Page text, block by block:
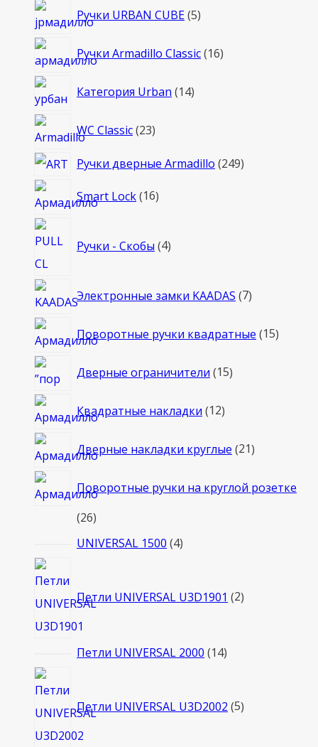
Ручки URBAN CUBE 55
Ручки Armadillo Classic 1616
Категория Urban 1414
WC Classic 2323
Ручки дверные Armadillo 249249
Smart Lock 1616
Ручки - Скобы 4товара
Электронные замки KAADAS 77
Поворотные ручки квадратные 1515
Дверные ограничители 1515
Квадратные накладки 1212
Дверные накладки круглые 2121
Поворотные ручки на круглой розетке
2626
товаров
UNIVERSAL 1500 44
Петли UNIVERSAL U3D1901 2товара
Петли UNIVERSAL 2000 1414
Петли UNIVERSAL U3D2002 5товаров